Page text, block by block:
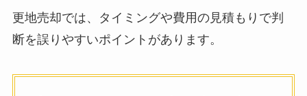
更地売却では、タイミングや費用の見積もりで判
断を誤りやすいポイントがあります。